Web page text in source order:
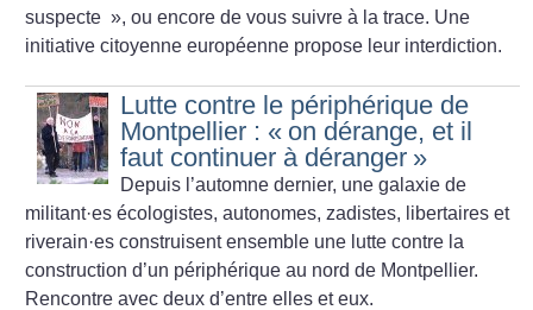
suspecte », ou encore de vous suivre à la trace. Une
initiative citoyenne européenne propose leur interdiction.
Lutte contre le périphérique de
Montpellier : « on dérange, et il
faut continuer à déranger »
Depuis l’automne dernier, une galaxie de
militant·es écologistes, autonomes, zadistes, libertaires et
riverain·es construisent ensemble une lutte contre la
construction d’un périphérique au nord de Montpellier.
Rencontre avec deux d’entre elles et eux.